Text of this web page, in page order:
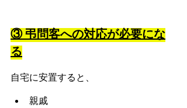
③ 弔問客への対応が必要にな
る
自宅に安置すると、
親戚